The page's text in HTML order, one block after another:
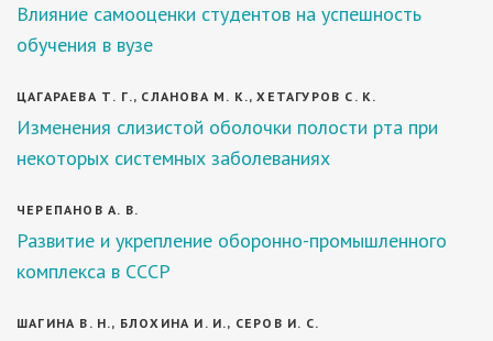
Влияние самооценки студентов на успешность
обучения в вузе
ЦАГАРАЕВА Т. Г., СЛАНОВА М. К., ХЕТАГУРОВ С. К.
Изменения слизистой оболочки полости рта при
некоторых системных заболеваниях
ЧЕРЕПАНОВ А. В.
Развитие и укрепление оборонно-промышленного
комплекса в СССР
ШАГИНА В. Н., БЛОХИНА И. И., СЕРОВ И. С.